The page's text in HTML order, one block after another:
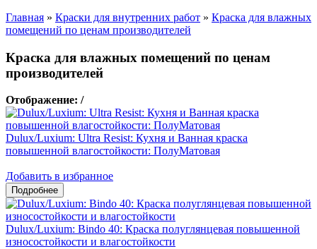
Главная » Краски для внутренних работ » Краска для влажных
помещений по ценам производителей
Краска для влажных помещений по ценам
производителей
Отображение: /
Dulux/Luxium: Ultra Resist: Кухня и Ванная краска
повышенной влагостойкости: ПолуМатовая
Добавить в избранное
Dulux/Luxium: Bindo 40: Краска полуглянцевая повышенной
износостойкости и влагостойкости